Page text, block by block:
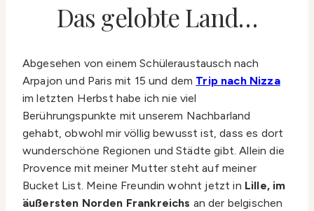
Das gelobte Land…
Abgesehen von einem Schüleraustausch nach
Arpajon und Paris mit 15 und dem Trip nach Nizza
im letzten Herbst habe ich nie viel
Berührungspunkte mit unserem Nachbarland
gehabt, obwohl mir völlig bewusst ist, dass es dort
wunderschöne Regionen und Städte gibt. Allein die
Provence mit meiner Mutter steht auf meiner
Bucket List. Meine Freundin wohnt jetzt in Lille, im
äußersten Norden Frankreichs an der belgischen